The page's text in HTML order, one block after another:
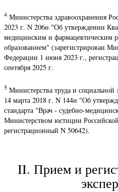
4 Министерства здравоохранения
2023 г. N 206н "Об утверждении
медицинским и фармацевтическим
образованием" (зарегистрирован
Федерации 1 июня 2023 г.,
сентября 2025 г.
5 Министерства труда и
14 марта 2018 г. N 144н "Об
стандарта "Врач - судебно-
Министерством юстиции
регистрационный N 50642).
II. Прием и